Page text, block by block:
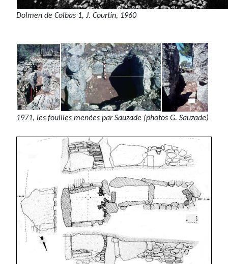
Dolmen de Colbas 1, J. Courtin, 1960
1971, les fouilles menées par Sauzade (photos G. Sauzade)